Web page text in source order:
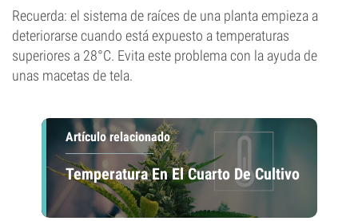
Recuerda: el sistema de raíces de una planta empieza a
deteriorarse cuando está expuesto a temperaturas
superiores a 28°C. Evita este problema con la ayuda de
unas macetas de tela.
Artículo relacionado
Temperatura En El Cuarto De Cultivo